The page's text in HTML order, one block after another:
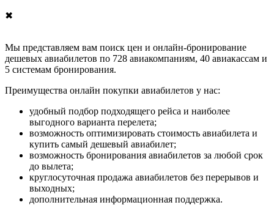
✖
Мы представляем вам поиск цен и онлайн-бронирование
дешевых авиабилетов по 728 авиакомпаниям, 40 авиакассам и
5 системам бронирования.
Преимущества онлайн покупки авиабилетов у нас:
удобный подбор подходящего рейса и наиболее
выгодного варианта перелета;
возможность оптимизировать стоимость авиабилета и
купить самый дешевый авиабилет;
возможность бронирования авиабилетов за любой срок
до вылета;
круглосуточная продажа авиабилетов без перерывов и
выходных;
дополнительная информационная поддержка.